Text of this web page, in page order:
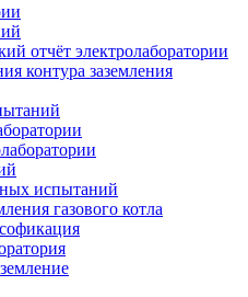
отчёт электролаборатории
контура заземления
испытаний
газового котла